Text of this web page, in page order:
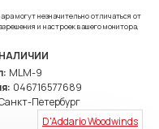
могут незначительно отличаться от
и настроек вашего монитора,
MLM-9
046716577689
Петербург
D'Addario Woodwinds